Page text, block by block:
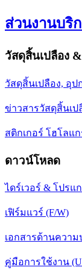
ส่วนงานบริ
วัสดุสิ้นเปลือง
วัสดุสิ้นเปลือง, อุป
ข่าวสารวัสดุสิ้นเปลื
สติกเกอร์ โฮโลแก
ดาวน์โหลด
ไดร์เวอร์ & โปรแ
เฟิร์มแวร์ (F/W)
เอกสารด้านความ
คู่มือการใช้งาน